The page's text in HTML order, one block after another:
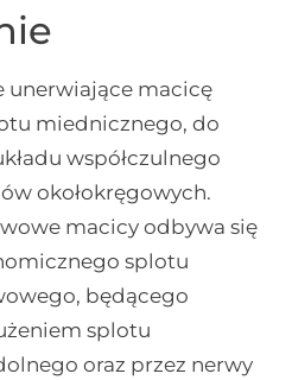
unerwiające macicę
miednicznego, do
współczulnego
okołokręgowych.
macicy odbywa się
splotu
będącego
splotu
oraz przez nerwy